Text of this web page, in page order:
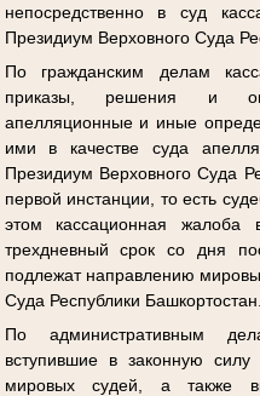
непосредственно в суд
Президиум Верховного Суда
По гражданским делам
приказы, решения и
апелляционные и иные
ими в качестве суда
Президиум Верховного Суда
первой инстанции, то есть
этом кассационная
трехдневный срок со дня
подлежат направлению
Суда Республики Башкортостан.
По административным
вступившие в законную
мировых судей, а также